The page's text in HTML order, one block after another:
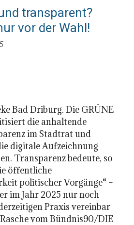
transparent?
vor der Wahl!
Bad Driburg. Die GRÜNE
die anhaltende
im Stadtrat und
digitale Aufzeichnung
Transparenz bedeute, so
öffentliche
politischer Vorgänge“ –
im Jahr 2025 nur noch
Praxis vereinbar
vom Bündnis90/DIE